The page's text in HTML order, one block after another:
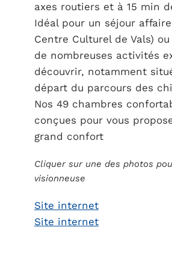
axes routiers et à 15 min
Idéal pour un séjour
Centre Culturel de Vals)
de nombreuses activités
découvrir, notamment
départ du parcours des
Nos 49 chambres
conçues pour vous
grand confort
Cliquer sur une des photos
visionneuse
Site internet
Site internet